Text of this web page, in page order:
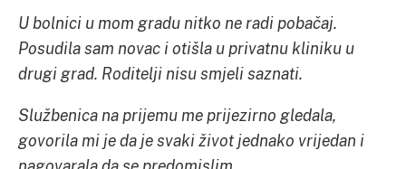
U bolnici u mom gradu nitko ne radi pobačaj.
Posudila sam novac i otišla u privatnu kliniku u
drugi grad. Roditelji nisu smjeli saznati.
Službenica na prijemu me prijezirno gledala,
govorila mi je da je svaki život jednako vrijedan i